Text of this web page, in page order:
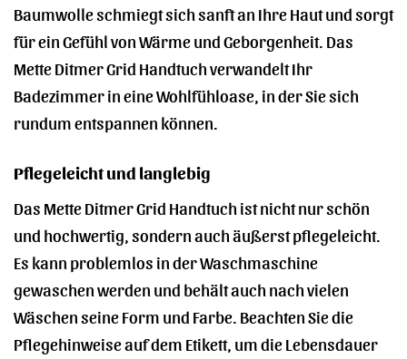
Baumwolle schmiegt sich sanft an Ihre Haut und sorgt
für ein Gefühl von Wärme und Geborgenheit. Das
Mette Ditmer Grid Handtuch verwandelt Ihr
Badezimmer in eine Wohlfühloase, in der Sie sich
rundum entspannen können.
Pflegeleicht und langlebig
Das Mette Ditmer Grid Handtuch ist nicht nur schön
und hochwertig, sondern auch äußerst pflegeleicht.
Es kann problemlos in der Waschmaschine
gewaschen werden und behält auch nach vielen
Wäschen seine Form und Farbe. Beachten Sie die
Pflegehinweise auf dem Etikett, um die Lebensdauer